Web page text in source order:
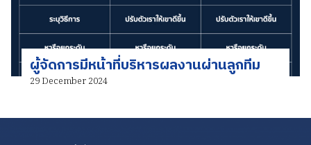
ผู้จัดการมีหน้าที่บริหารผลงานผ่านลูกทีม
29 December 2024